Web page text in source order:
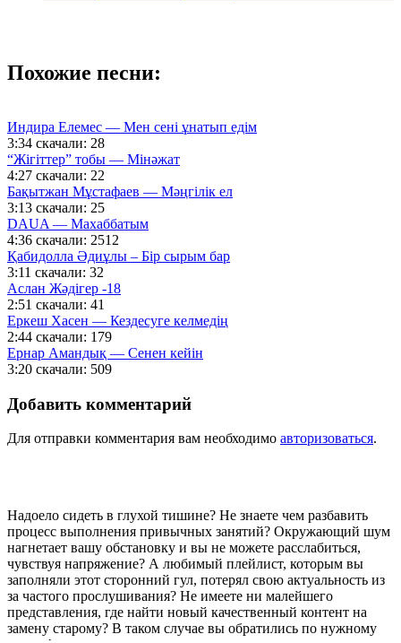
Похожие песни:
Индира Елемес — Мен сені ұнатып едім
3:34 скачали: 28
“Жігіттер” тобы — Мінәжат
4:27 скачали: 22
Бақытжан Мұстафаев — Мәңгілік ел
3:13 скачали: 25
DAUA — Махаббатым
4:36 скачали: 2512
Қабидолла Әдиұлы – Бір сырым бар
3:11 скачали: 32
Аслан Жәдігер -18
2:51 скачали: 41
Еркеш Хасен — Кездесуге келмедің
2:44 скачали: 179
Ернар Амандық — Сенен кейін
3:20 скачали: 509
Добавить комментарий
Для отправки комментария вам необходимо авторизоваться.
Надоело сидеть в глухой тишине? Не знаете чем разбавить
процесс выполнения привычных занятий? Окружающий шум
нагнетает вашу обстановку и вы не можете расслабиться,
чувствуя напряжение? А любимый плейлист, которым вы
заполняли этот сторонний гул, потерял свою актуальность из
за частого прослушивания? Не имеете ни малейшего
представления, где найти новый качественный контент на
замену старому? В таком случае вы обратились по нужному